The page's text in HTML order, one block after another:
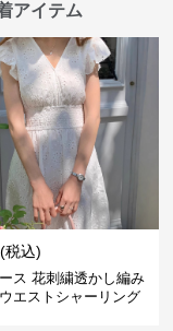
アイテム
(税込)
ス 花刺繍透かし編み
エストシャーリング